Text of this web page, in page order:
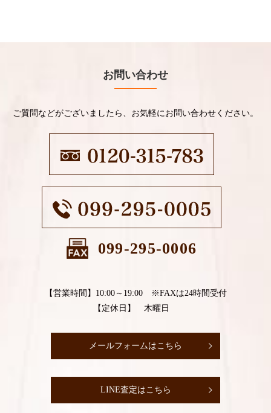
お問い合わせ
ご質問などがございましたら、お気軽にお問い合わせください。
099-295-0006
【営業時間】10:00～19:00 ※FAXは24時間受付
【定休日】 木曜日
メールフォームはこちら
LINE査定はこちら